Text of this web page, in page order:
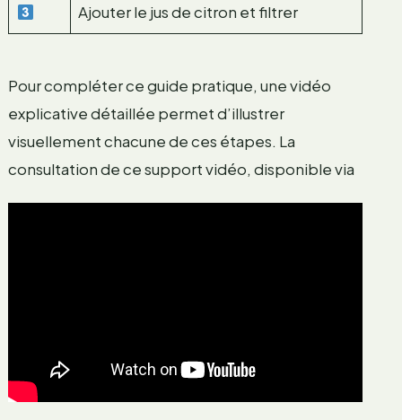
Ajouter le jus de citron et filtrer
Pour compléter ce guide pratique, une vidéo
explicative détaillée permet d’illustrer
visuellement chacune de ces étapes. La
consultation de ce support vidéo, disponible via